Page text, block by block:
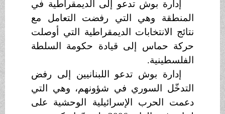
إدارة بوش تدعو إلى الديمقراطية في
المنطقة وهي التي رفضت التعامل مع
نتائج الانتخابات الديمقراطية التي أوصلت
حركة حماس إلى قيادة حكومة السلطة
الفلسطينية.
إدارة بوش تدعو اللبنانيين إلى رفض
التدخّل السوري في شؤونهم، وهي التي
دعمت الحرب الإسرائيلية الوحشية على